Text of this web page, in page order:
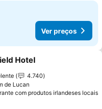
Ver preços
aos favoritos
Hotel
4.740
de Lucan
com produtos irlandeses locais